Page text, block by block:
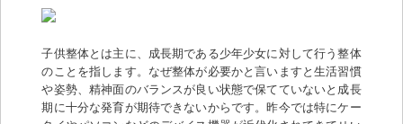
子供整体とは主に、成長期である少年少女に対して行う整体
のことを指します。なぜ整体が必要かと言いますと生活習慣
や姿勢、精神面のバランスが良い状態で保てていないと成長
期に十分な発育が期待できないからです。昨今では特にケー